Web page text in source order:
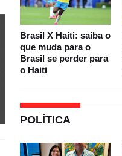
Brasil X Haiti: saiba o
que muda para o
Brasil se perder para
o Haiti
POLÍTICA